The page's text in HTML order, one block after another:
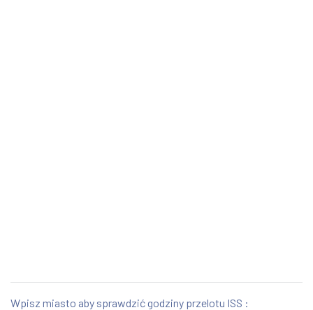
Wpisz miasto aby sprawdzić godziny przelotu ISS :